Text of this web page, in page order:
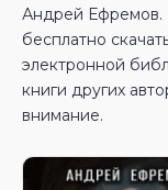
Андрей Ефремов.
бесплатно
электронной
книги других
внимание.